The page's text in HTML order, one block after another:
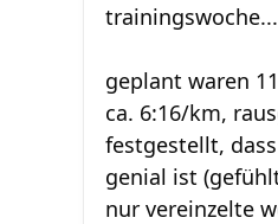
trainingswoche...
geplant waren
ca. 6:16/km,
festgestellt,
genial ist
nur vereinzelte